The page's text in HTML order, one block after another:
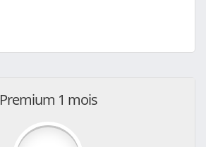
Premium 1 mois